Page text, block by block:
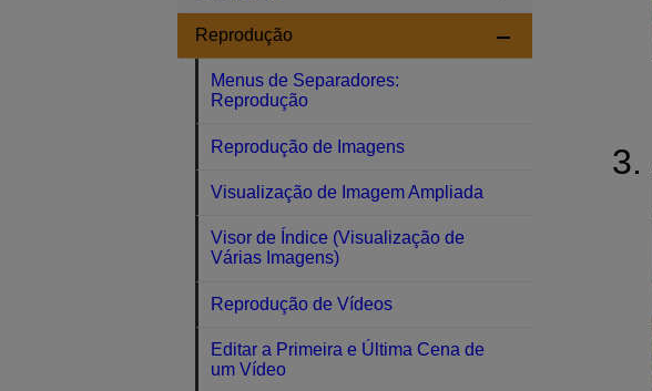
Reprodução
Menus de Separadores:
Reprodução
Reprodução de Imagens
Visualização de Imagem Ampliada
Visor de Índice (Visualização de
Várias Imagens)
Reprodução de Vídeos
Editar a Primeira e Última Cena de
um Vídeo